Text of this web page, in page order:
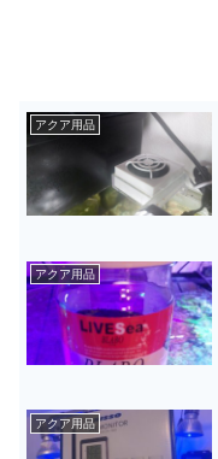
アクア用品
アクア用品
アクア用品